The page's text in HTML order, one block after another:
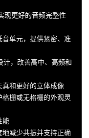
现更好的音频完整性
单元，提供紧密、准
，改善高中、高频和
和更好的立体成像
栅或无格栅的外观灵
能
减少共振并支持正确